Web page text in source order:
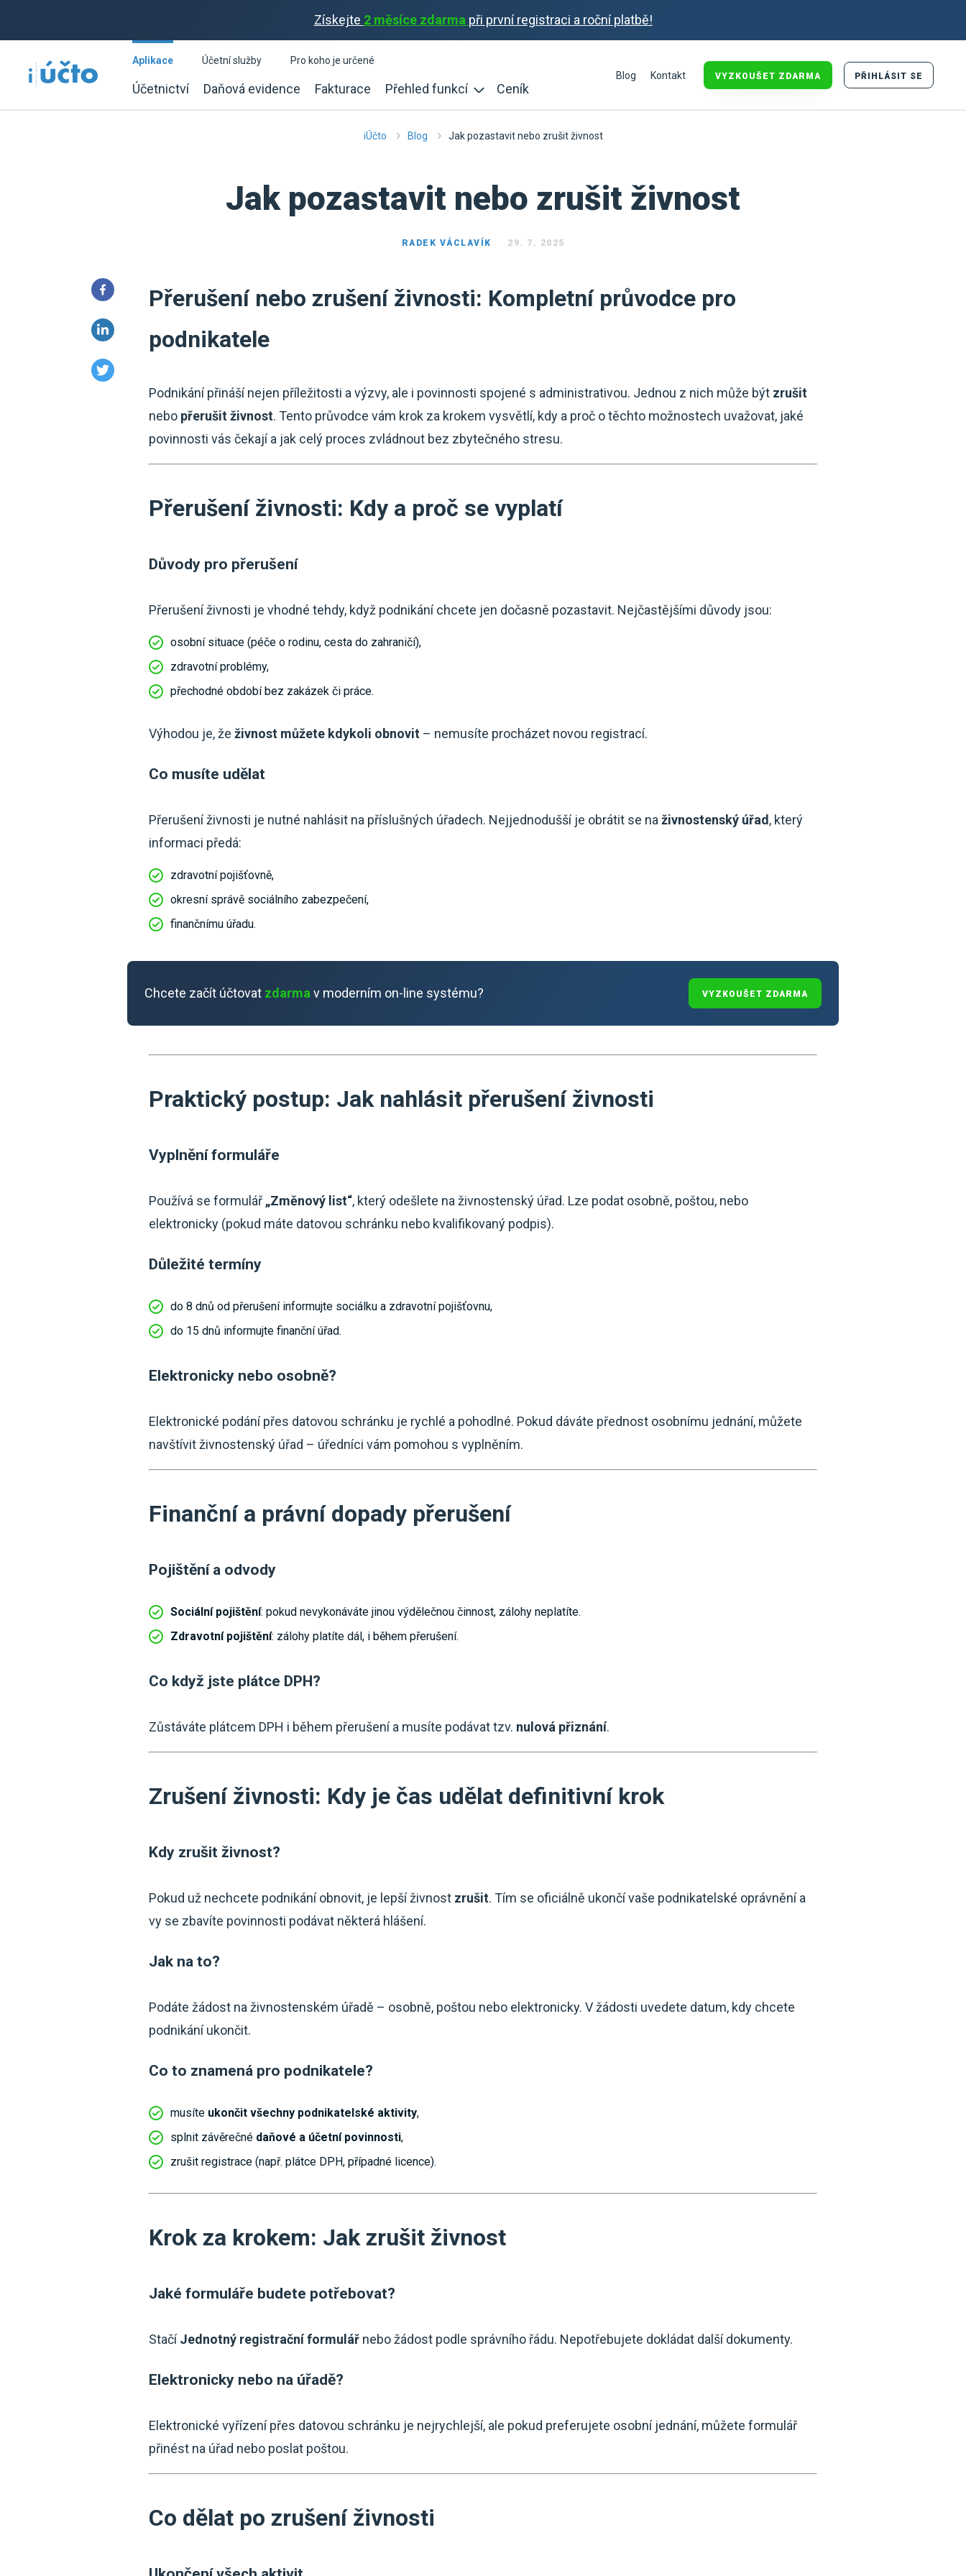
Získejte 2 měsíce zdarma při první registraci a roční platbě!
Aplikace
Účetnictví Daňová evidence Fakturace Přehled funkcí Ceník
Účetní služby
Pro koho je určené
Blog
Kontakt VYZKOUŠET ZDARMA PŘIHLÁSIT SE
iÚčto Blog Jak pozastavit nebo zrušit živnost
Jak pozastavit nebo zrušit živnost
RADEK VÁCLAVÍK 29. 7. 2025
Přerušení nebo zrušení živnosti: Kompletní průvodce pro
podnikatele
Podnikání přináší nejen příležitosti a výzvy, ale i povinnosti spojené s administrativou. Jednou z nich může být zrušit
nebo přerušit živnost. Tento průvodce vám krok za krokem vysvětlí, kdy a proč o těchto možnostech uvažovat, jaké
povinnosti vás čekají a jak celý proces zvládnout bez zbytečného stresu.
Přerušení živnosti: Kdy a proč se vyplatí
Důvody pro přerušení
Přerušení živnosti je vhodné tehdy, když podnikání chcete jen dočasně pozastavit. Nejčastějšími důvody jsou:
osobní situace (péče o rodinu, cesta do zahraničí),
zdravotní problémy,
přechodné období bez zakázek či práce.
Výhodou je, že živnost můžete kdykoli obnovit – nemusíte procházet novou registrací.
Co musíte udělat
Přerušení živnosti je nutné nahlásit na příslušných úřadech. Nejjednodušší je obrátit se na živnostenský úřad , který
informaci předá:
zdravotní pojišťovně,
okresní správě sociálního zabezpečení,
finančnímu úřadu.
Chcete začít účtovat zdarma v moderním on-line systému? VYZKOUŠET ZDARMA
Praktický postup: Jak nahlásit přerušení živnosti
Vyplnění formuláře
Používá se formulář „Změnový list“, který odešlete na živnostenský úřad. Lze podat osobně, poštou, nebo
elektronicky (pokud máte datovou schránku nebo kvalifikovaný podpis).
Důležité termíny
do 8 dnů od přerušení informujte sociálku a zdravotní pojišťovnu,
do 15 dnů informujte finanční úřad.
Elektronicky nebo osobně?
Elektronické podání přes datovou schránku je rychlé a pohodlné. Pokud dáváte přednost osobnímu jednání, můžete
navštívit živnostenský úřad – úředníci vám pomohou s vyplněním.
Finanční a právní dopady přerušení
Pojištění a odvody
Sociální pojištění: pokud nevykonáváte jinou výdělečnou činnost, zálohy neplatíte.
Zdravotní pojištění: zálohy platíte dál, i během přerušení.
Co když jste plátce DPH?
Zůstáváte plátcem DPH i během přerušení a musíte podávat tzv. nulová přiznání.
Zrušení živnosti: Kdy je čas udělat definitivní krok
Kdy zrušit živnost?
Pokud už nechcete podnikání obnovit, je lepší živnost zrušit. Tím se oficiálně ukončí vaše podnikatelské oprávnění a
vy se zbavíte povinnosti podávat některá hlášení.
Jak na to?
Podáte žádost na živnostenském úřadě – osobně, poštou nebo elektronicky. V žádosti uvedete datum, kdy chcete
podnikání ukončit.
Co to znamená pro podnikatele?
musíte ukončit všechny podnikatelské aktivity,
splnit závěrečné daňové a účetní povinnosti,
zrušit registrace (např. plátce DPH, případné licence).
Krok za krokem: Jak zrušit živnost
Jaké formuláře budete potřebovat?
StačíJednotný registrační formulář nebo žádost podle správního řádu. Nepotřebujete dokládat další dokumenty.
Elektronicky nebo na úřadě?
Elektronické vyřízení přes datovou schránku je nejrychlejší, ale pokud preferujete osobní jednání, můžete formulář
přinést na úřad nebo poslat poštou.
Co dělat po zrušení živnosti